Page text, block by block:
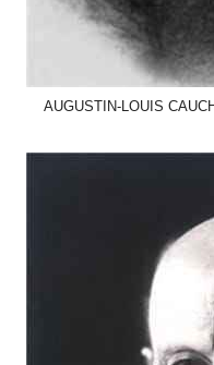
AUGUSTIN-LOUIS